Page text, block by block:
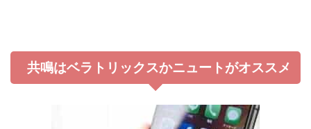
共鳴はベラトリックスかニュートがオススメ